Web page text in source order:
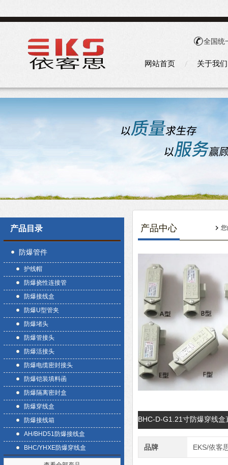
全国统
网站首页 关于我们
产品目录
防爆管件
护线帽
防爆挠性连接管
防爆接线盒
防爆U型管夹
防爆堵头
防爆管接头
防爆活接头
防爆电缆密封接头
防爆铠装填料函
防爆隔离密封盒
防爆穿线盒
防爆接线箱
AH/BHD51防爆接线盒
BHC/YHXE防爆穿线盒
产品中心
BHC-D-G1.21寸防爆穿线
品牌 EKS/依客